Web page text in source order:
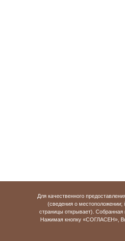
Для качественного
(сведения о местоположении;
страницы открывает). Собранная
Нажимая кнопку «СОГЛАСЕН»,